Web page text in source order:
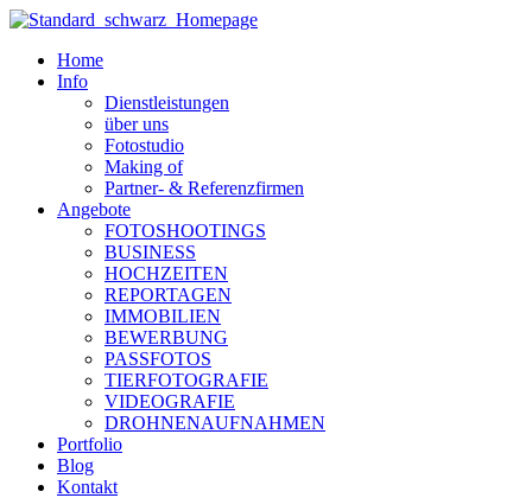
Zum
wechselnHome
Info
Dienstleistungen
über uns
Fotostudio
Making of
Partner- & Referenzfirmen
Angebote
FOTOSHOOTINGS
BUSINESS
HOCHZEITEN
REPORTAGEN
IMMOBILIEN
BEWERBUNG
PASSFOTOS
TIERFOTOGRAFIE
VIDEOGRAFIE
DROHNENAUFNAHMEN
Portfolio
Blog
Kontakt